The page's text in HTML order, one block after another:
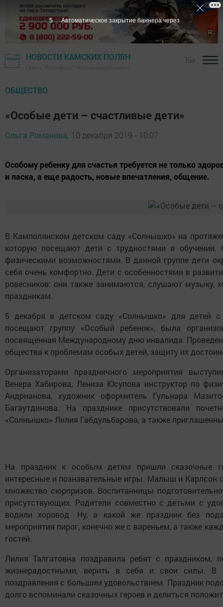
НОВОСТИ КАМСКИХ ПОЛЯН
ОБЩЕСТВО
«Особые дети – счастливые дети»
Ольга Романова, 10 декабря 2019 - 10:07
Особому ребенку для счастья требуется не только
и ласка, а еще радость, новые впечатления, общение.
В Камполянском детском саду «Солнышко» на
которую посещают дети с трудностями в
физическими возможностями. В данной группе дети
себя очень комфортно. Дети с особенностями в
ровесников: они также занимаются, слушают музыку,
праздникам.
5 декабря в детском саду «Солнышко» для детей
посещают группу «Особый ребенок», была
посвященная Международному дню инвалида.
общества к проблемам особых детей, защиту их
Организаторами праздничного мероприятия
Венера Хабирова, Лениза Юсупова инструктор по
Андрианова, художник оформитель Гульнара
Багаутдинова. На празднике присутствовали
«Солнышко» Лилия Габдульбарова, а также
На праздник к особым детям пришли сказочные
интересные и познавательные игры. Малыш и Карлсон
множество сюрпризов. Воспитанницы
присутствующих. Родители совместно с детьми с
водили хоровод. Ну, а какой же праздник без
мероприятия пирог, конечно же с вареньем, а также
гостей.
Лилия Талгатовна поздравила ребят с праздником,
жизнерадостными, верить в себя и свои силы. В
поздравления с большим удовольствием. Праздник
долго вспоминали сказочных героев и делиться
4 Автоматическое закрытие баннера через